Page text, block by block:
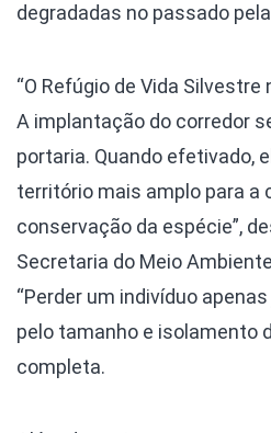
degradadas no passado
“O Refúgio de Vida
A implantação do corredor
portaria. Quando efetivado,
território mais amplo para a
conservação da espécie”,
Secretaria do Meio
“Perder um indivíduo
pelo tamanho e isolamento
completa.